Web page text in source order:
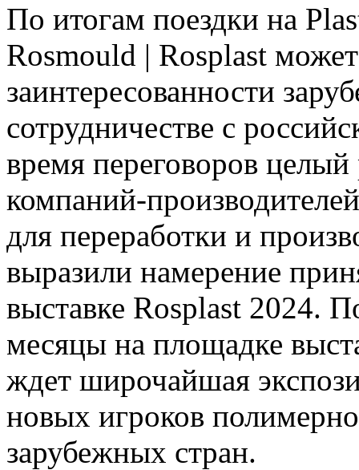
По итогам поездки на
Rosmould | Rosplast
заинтересованности
сотрудничестве с
время переговоров
компаний-
для переработки и
выразили намерение
выставке Rosplast 2024.
месяцы на площадке
ждет широчайшая
новых игроков
зарубежных стран.